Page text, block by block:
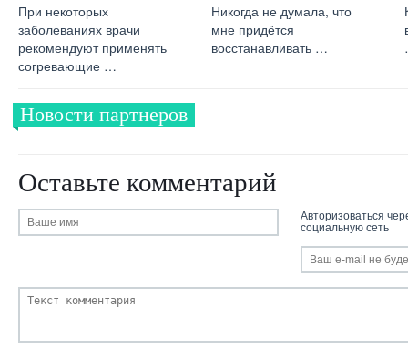
При некоторых
заболеваниях врачи
рекомендуют применять
согревающие …
Никогда не думала, что
мне придётся
восстанавливать …
Новости партнеров
Оставьте комментарий
Авторизоваться
социальную сеть